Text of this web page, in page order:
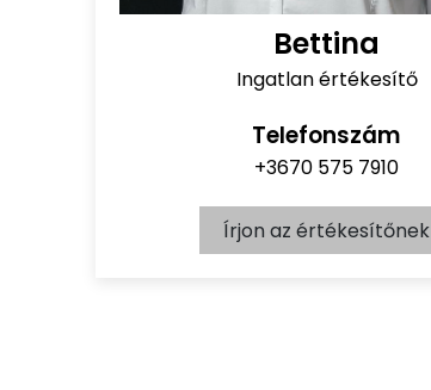
Bettina
Ingatlan értékesítő
Telefonszám
+3670 575 7910
Írjon az értékesítőnek